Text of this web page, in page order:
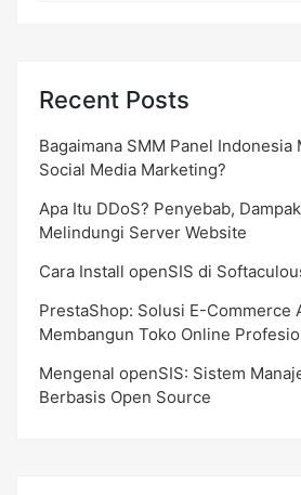
Recent Posts
Bagaimana SMM Panel
Social Media Marketing?
Apa Itu DDoS? Penyebab,
Melindungi Server Website
Cara Install openSIS di
PrestaShop: Solusi E-Commerce
Membangun Toko Online
Mengenal openSIS: Sistem
Berbasis Open Source